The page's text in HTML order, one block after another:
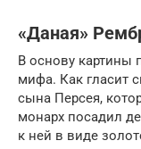
«Даная»
В основу картины
мифа. Как гласит
сына Персея,
монарх посадил
к ней в виде